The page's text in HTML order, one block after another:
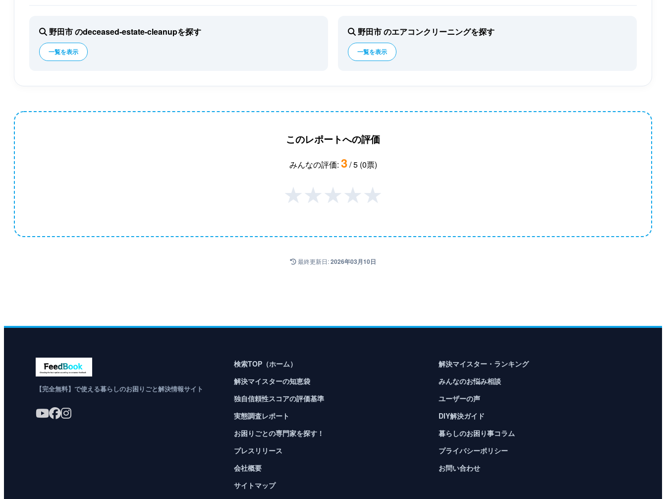
野田市 のdeceased-estate-cleanupを探す
一覧を表示
野田市 のエアコンクリーニングを探す
一覧を表示
このレポートへの評価
みんなの評価: 3/ 5 (0票)
★★★★★
最終更新日:2026年03月10日
【完全無料】で使える暮らしのお困りごと解決情報サイト
検索TOP（ホーム）
解決マイスター・ランキング
解決マイスターの知恵袋
みんなのお悩み相談
独自信頼性スコアの評価基準
ユーザーの声
実態調査レポート
DIY解決ガイド
お困りごとの専門家を探す！
暮らしのお困り事コラム
プレスリリース
プライバシーポリシー
会社概要
お問い合わせ
サイトマップ